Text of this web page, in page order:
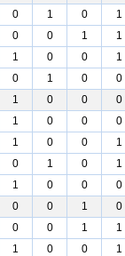
0 1 0
1
0 0 1
1
1 0 0
1
0 1 0
0
1 0 0
0
1 0 0
0
1 0 0
1
0 1 0
1
1 0 0
0
0 0 1
0
0 0 1
1
1 0 0
1